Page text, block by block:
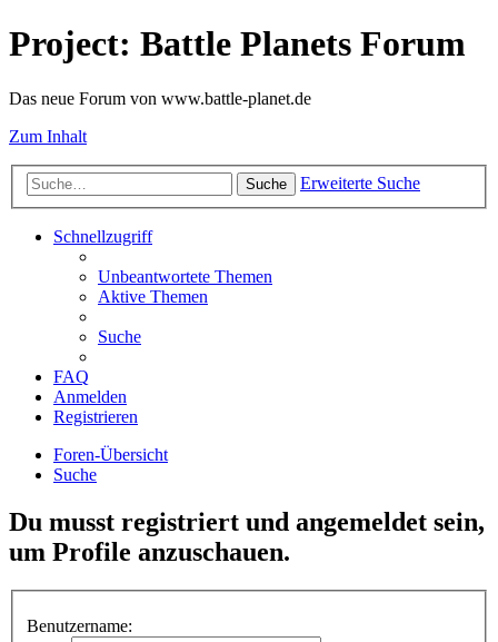
Project: Battle Planets Forum
Das neue Forum von www.battle-planet.de
Zum Inhalt
Suche Erweiterte Suche
Schnellzugriff
Unbeantwortete Themen
Aktive Themen
Suche
FAQ
Anmelden
Registrieren
Foren-Übersicht
Suche
Du musst registriert und angemeldet sein,
um Profile anzuschauen.
Benutzername: